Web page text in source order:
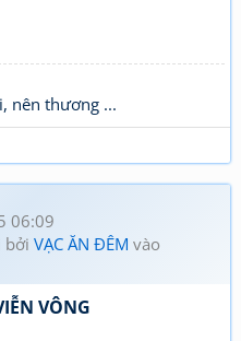
nên thương ...
06:09
bởi VẠC ĂN ĐÊM vào
VÔNG